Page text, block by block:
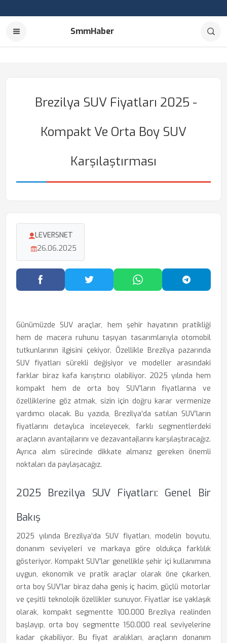
SmmHaber
Brezilya SUV Fiyatları 2025 -
Kompakt Ve Orta Boy SUV
Karşılaştırması
LEVERSNET
26.06.2025
Facebook'ta PaylaşTwitter'da PaylaşWhatsApp'ta Paylaş
Günümüzde SUV araçlar, hem şehir hayatının pratikliği
hem de macera ruhunu taşıyan tasarımlarıyla otomobil
tutkunlarının ilgisini çekiyor. Özellikle Brezilya pazarında
SUV fiyatları sürekli değişiyor ve modeller arasındaki
farklar biraz kafa karıştırıcı olabiliyor. 2025 yılında hem
kompakt hem de orta boy SUV’ların fiyatlarına ve
özelliklerine göz atmak, sizin için doğru karar vermenize
yardımcı olacak. Bu yazıda, Brezilya’da satılan SUV’ların
fiyatlarını detaylıca inceleyecek, farklı segmentlerdeki
araçların avantajlarını ve dezavantajlarını karşılaştıracağız.
Ayrıca alım sürecinde dikkate almanız gereken önemli
noktaları da paylaşacağız.
2025 Brezilya SUV Fiyatları: Genel Bir
Bakış
2025 yılında Brezilya’da SUV fiyatları, modelin boyutu,
donanım seviyeleri ve markaya göre oldukça farklılık
gösteriyor. Kompakt SUV’lar genellikle şehir içi kullanımına
uygun, ekonomik ve pratik araçlar olarak öne çıkarken,
orta boy SUV’lar biraz daha geniş iç hacim, güçlü motorlar
ve çeşitli teknolojik özellikler sunuyor. Fiyatlar ise yaklaşık
olarak, kompakt segmentte 100.000 Brezilya realinden
başlayıp, orta boy segmentte 150.000 real seviyelerine
kadar çıkabiliyor. Bu fiyat aralıkları, araçların donanım